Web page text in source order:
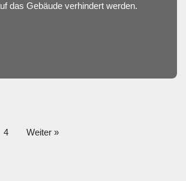
das Gebäude verhindert werden.
4 Weiter »